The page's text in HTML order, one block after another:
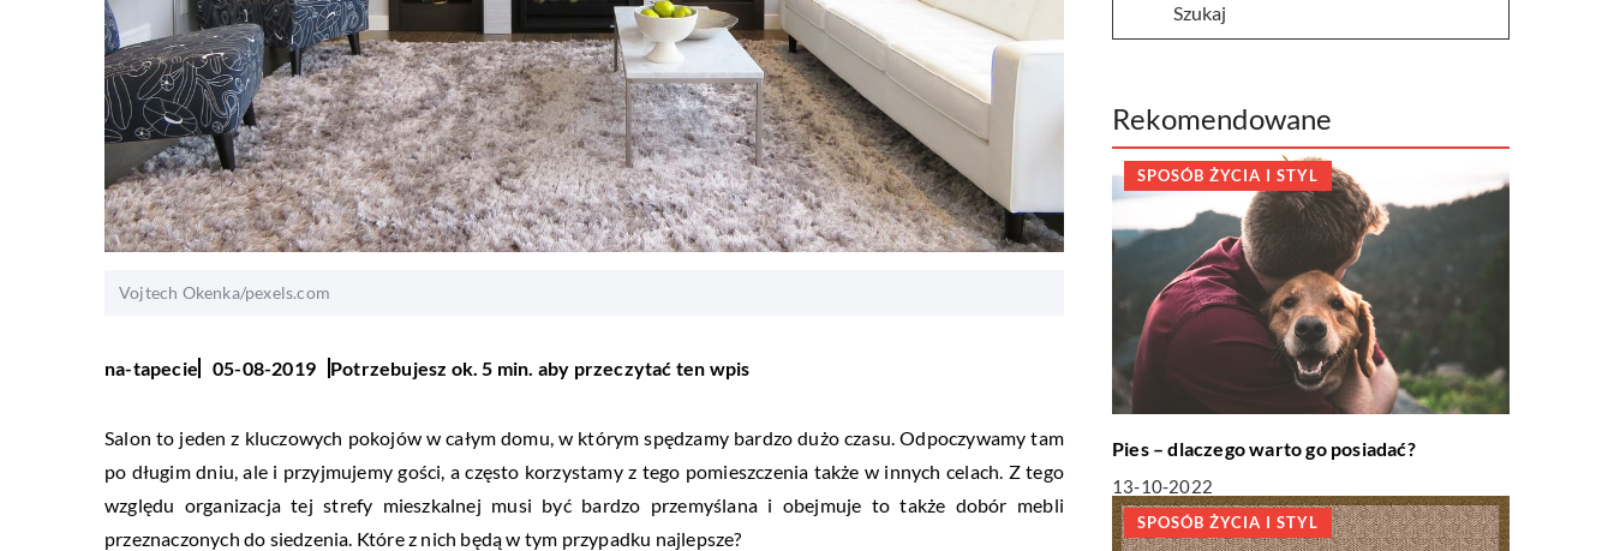
Vojtech Okenka/pexels.com
na-tapecie 05-08-2019 Potrzebujesz ok. 5 min. aby przeczytać ten wpis
Salon to jeden z kluczowych pokojów w całym domu, w którym spędzamy bardzo dużo czasu. Odpoczywamy tam
po długim dniu, ale i przyjmujemy gości, a często korzystamy z tego pomieszczenia także w innych celach. Z tego
względu organizacja tej strefy mieszkalnej musi być bardzo przemyślana i obejmuje to także dobór mebli
przeznaczonych do siedzenia. Które z nich będą w tym przypadku najlepsze?
Rekomendowane
SPOSÓB ŻYCIA I STYL
Pies – dlaczego warto go posiadać?
13-10-2022
SPOSÓB ŻYCIA I STYL